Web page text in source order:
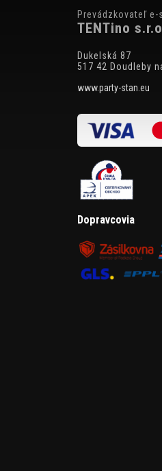
Prevádzkovateľ e-
TENTino
Dukelská 87
517 42 Doudleby
www.party-stan.eu
Dopravcovia